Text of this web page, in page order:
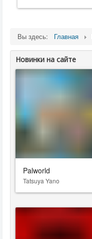
Вы здесь: Главная
Новинки на сайте
Palworld
Tatsuya Yano